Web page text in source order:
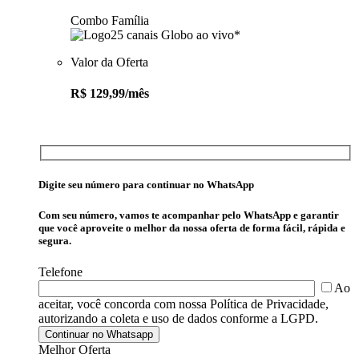
Combo Família
25 canais Globo ao vivo*
Valor da Oferta
R$ 129,99/mês
Digite seu número para continuar no WhatsApp
Com seu número, vamos te acompanhar pelo WhatsApp e garantir
que você aproveite o melhor da nossa oferta de forma fácil, rápida e
segura.
Telefone
Ao
aceitar, você concorda com nossa Política de Privacidade,
autorizando a coleta e uso de dados conforme a LGPD.
Melhor Oferta